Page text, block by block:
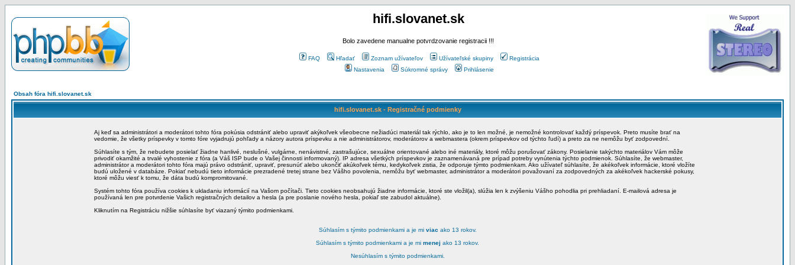
hifi.slovanet.sk
Bolo zavedene manualne potvrdzovanie registracii !!!
FAQ Hľadať Zoznam užívateľov Užívateľské skupiny
Registrácia
Nastavenia
Súkromné správy Prihlásenie
Obsah fóra hifi.slovanet.sk
hifi.slovanet.sk - Registračné podmienky
Aj keď sa administrátori a moderátori tohto fóra pokúsia odstrániť alebo upraviť akýkoľvek všeobecne nežiadúci materiál tak rýchlo, ako je to len možné, je nemožné kontrolovať každý príspevok. Preto musíte brať na
vedomie, že všetky príspevky v tomto fóre vyjadrujú pohľady a názory autora príspevku a nie administrátorov, moderátorov a webmastera (okrem príspevkov od týchto ľudí) a preto za ne nemôžu byť zodpovední.
Súhlasíte s tým, že nebudete posielať žiadne hanlivé, neslušné, vulgárne, nenávistné, zastrašujúce, sexuálne orientované alebo iné materiály, ktoré môžu porušovať zákony. Posielanie takýchto materiálov Vám môže
privodiť okamžité a trvalé vyhostenie z fóra (a Váš ISP bude o Vašej činnosti informovaný). IP adresa všetkých príspevkov je zaznamenávaná pre prípad potreby vynútenia týchto podmienok. Súhlasíte, že webmaster,
administrátor a moderátori tohto fóra majú právo odstrániť, upraviť, presunúť alebo ukončiť akúkoľvek tému, kedykoľvek zistia, že odporuje týmto podmienkam. Ako užívateľ súhlasíte, že akékoľvek informácie, ktoré vložíte
budú uložené v databáze. Pokiať nebudú tieto informácie prezradené tretej strane bez Vášho povolenia, nemôžu byť webmaster, administrátor a moderátori považovaní za zodpovedných za akékoľvek hackerské pokusy,
ktoré môžu viesť k tomu, že dáta budú kompromitované.
Systém tohto fóra používa cookies k ukladaniu informácií na Vašom počítači. Tieto cookies neobsahujú žiadne informácie, ktoré ste vložil(a), slúžia len k zvýšeniu Vášho pohodlia pri prehliadaní. E-mailová adresa je
používaná len pre potvrdenie Vašich registračných detailov a hesla (a pre poslanie nového hesla, pokiaľ ste zabudol aktuálne).
Kliknutím na Registráciu nižšie súhlasíte byť viazaný týmito podmienkami.
Súhlasím s týmito podmienkami a je mi viac ako 13 rokov.
Súhlasím s týmito podmienkami a je mi menej ako 13 rokov.
Nesúhlasím s týmito podmienkami.